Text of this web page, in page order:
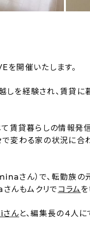
を開催いたします。
しを経験され、賃貸に
て賃貸暮らしの情報発
で変わる家の状況に
minaさん）で、転勤族
さんもムクリで コラム
ん と、編集長の４人